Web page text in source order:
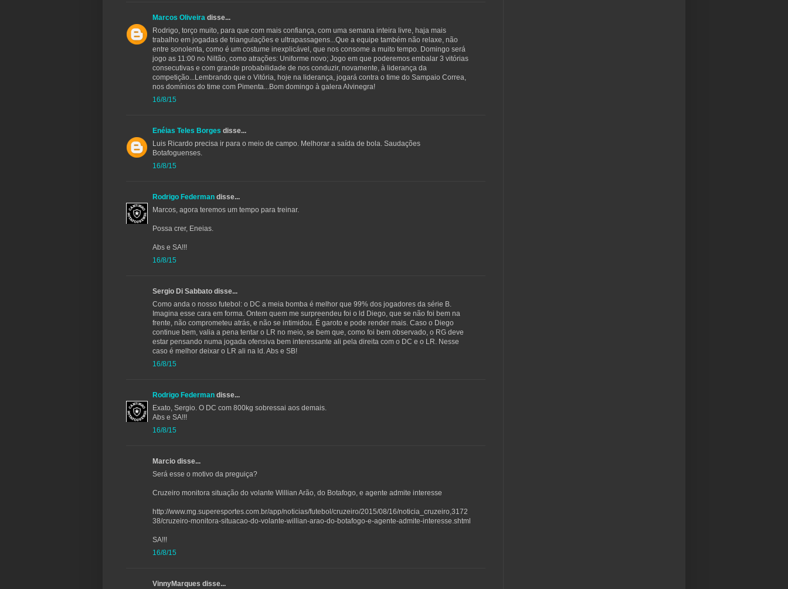
Marcos Oliveira disse...
Rodrigo, torço muito, para que com mais confiança, com uma semana inteira livre, haja mais
trabalho em jogadas de triangulações e ultrapassagens...Que a equipe também não relaxe, não
entre sonolenta, como é um costume inexplicável, que nos consome a muito tempo. Domingo será
jogo as 11:00 no Niltão, como atrações: Uniforme novo; Jogo em que poderemos embalar 3 vitórias
consecutivas e com grande probabilidade de nos conduzir, novamente, à liderança da
competição...Lembrando que o Vitória, hoje na liderança, jogará contra o time do Sampaio Correa,
nos domínios do time com Pimenta...Bom domingo à galera Alvinegra!
16/8/15
Enéias Teles Borges disse...
Luis Ricardo precisa ir para o meio de campo. Melhorar a saída de bola. Saudações
Botafoguenses.
16/8/15
Rodrigo Federman disse...
Marcos, agora teremos um tempo para treinar.
Possa crer, Eneias.
Abs e SA!!!
16/8/15
Sergio Di Sabbato disse...
Como anda o nosso futebol: o DC a meia bomba é melhor que 99% dos jogadores da série B.
Imagina esse cara em forma. Ontem quem me surpreendeu foi o ld Diego, que se não foi bem na
frente, não comprometeu atrás, e não se intimidou. É garoto e pode render mais. Caso o Diego
continue bem, valia a pena tentar o LR no meio, se bem que, como foi bem observado, o RG deve
estar pensando numa jogada ofensiva bem interessante ali pela direita com o DC e o LR. Nesse
caso é melhor deixar o LR ali na ld. Abs e SB!
16/8/15
Rodrigo Federman disse...
Exato, Sergio. O DC com 800kg sobressai aos demais.
Abs e SA!!!
16/8/15
Marcio disse...
Será esse o motivo da preguiça?
Cruzeiro monitora situação do volante Willian Arão, do Botafogo, e agente admite interesse
http://www.mg.superesportes.com.br/app/noticias/futebol/cruzeiro/2015/08/16/noticia_cruzeiro,3172
38/cruzeiro-monitora-situacao-do-volante-willian-arao-do-botafogo-e-agente-admite-interesse.shtml
SA!!!
16/8/15
VinnyMarques disse...